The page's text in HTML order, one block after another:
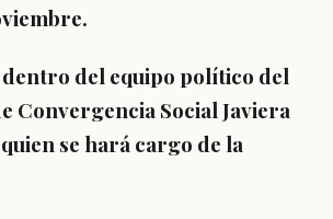
dentro del equipo político del
Convergencia Social Javiera
se hará cargo de la